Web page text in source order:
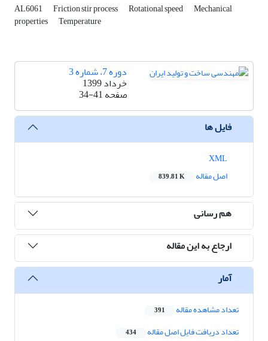
AL6061 Friction stir process Rotational speed Mechanical
properties Temperature
دوره 7، شماره 3
خرداد 1399
صفحه34-41
فایل ها
اصل مقاله
839.81 K
هم رسانی
ارجاع به این مقاله
آمار
تعداد مشاهده مقاله 391
تعداد دریافت فایل اصل مقاله 434